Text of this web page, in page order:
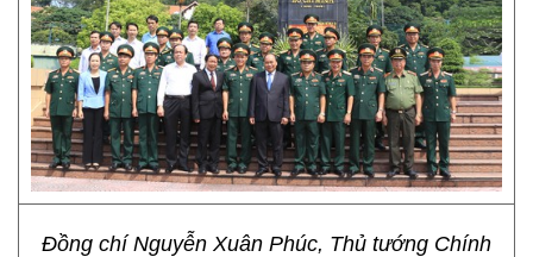
Đồng chí Nguyễn Xuân Phúc, Thủ tướng Chính